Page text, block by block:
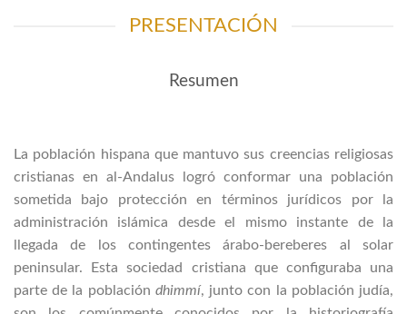
PRESENTACIÓN
Resumen
La población hispana que mantuvo sus creencias religiosas
cristianas en al-Andalus logró conformar una población
sometida bajo protección en términos jurídicos por la
administración islámica desde el mismo instante de la
llegada de los contingentes árabo-bereberes al solar
peninsular. Esta sociedad cristiana que configuraba una
parte de la población dhimmí, junto con la población judía,